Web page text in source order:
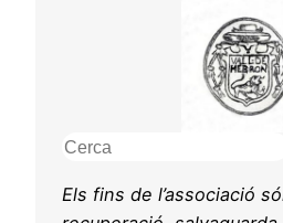
C
rEls fins de l’associació